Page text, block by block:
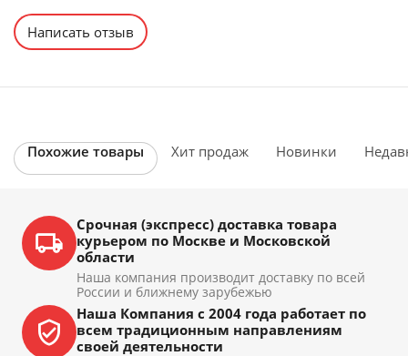
Написать отзыв
Похожие товары Хит продаж Новинки
Срочная (экспресс) доставка товара
курьером по Москве и Московской
области
Наша компания производит доставку по всей
России и ближнему зарубежью
Наша Компания с 2004 года работает по
всем традиционным направлениям
своей деятельности